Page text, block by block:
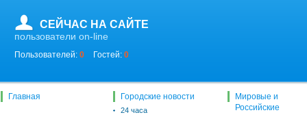
СЕЙЧАС НА САЙТЕ
пользователи on-line
Пользователей: 0 Гостей: 0
Главная Городские новости
24 часа
Мировые и
Российские